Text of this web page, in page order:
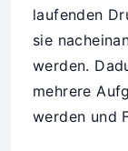
laufenden
sie
werden.
mehrere
werden und